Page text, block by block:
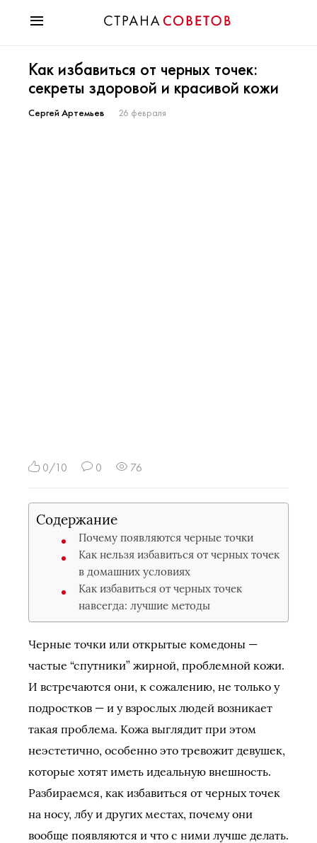
Мода
Звезды
Гороскопы
Как избавиться от черных точек:
секреты здоровой и красивой кожи
Сергей Артемьев 26 февраля
0/10 0 76
Содержание
Почему появляются черные точки
Как нельзя избавиться от черных точек
в домашних условиях
Как избавиться от черных точек
навсегда: лучшие методы
Черные точки или открытые комедоны —
частые “спутники” жирной, проблемной кожи.
И встречаются они, к сожалению, не только у
подростков — и у взрослых людей возникает
такая проблема. Кожа выглядит при этом
неэстетично, особенно это тревожит девушек,
которые хотят иметь идеальную внешность.
Разбираемся, как избавиться от черных точек
на носу, лбу и других местах, почему они
вообще появляются и что с ними лучше делать.